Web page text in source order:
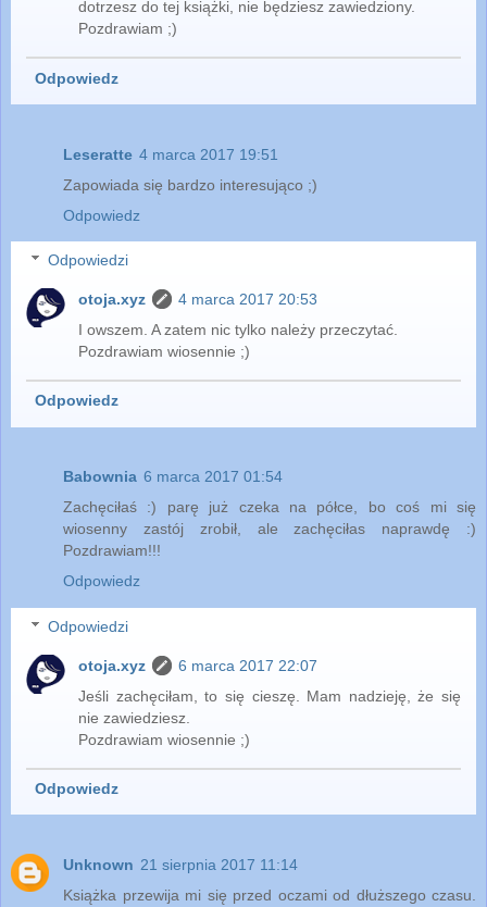
dotrzesz do tej książki, nie będziesz zawiedziony.
Pozdrawiam ;)
Odpowiedz
Leseratte 4 marca 2017 19:51
Zapowiada się bardzo interesująco ;)
Odpowiedz
Odpowiedzi
otoja.xyz
4 marca 2017 20:53
I owszem. A zatem nic tylko należy przeczytać.
Pozdrawiam wiosennie ;)
Odpowiedz
Babownia 6 marca 2017 01:54
Zachęciłaś :) parę już czeka na półce, bo coś mi się
wiosenny zastój zrobił, ale zachęciłas naprawdę :)
Pozdrawiam!!!
Odpowiedz
Odpowiedzi
otoja.xyz
6 marca 2017 22:07
Jeśli zachęciłam, to się cieszę. Mam nadzieję, że się
nie zawiedziesz.
Pozdrawiam wiosennie ;)
Odpowiedz
Unknown 21 sierpnia 2017 11:14
Książka przewija mi się przed oczami od dłuższego czasu.